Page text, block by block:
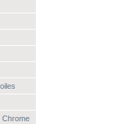
Chrome